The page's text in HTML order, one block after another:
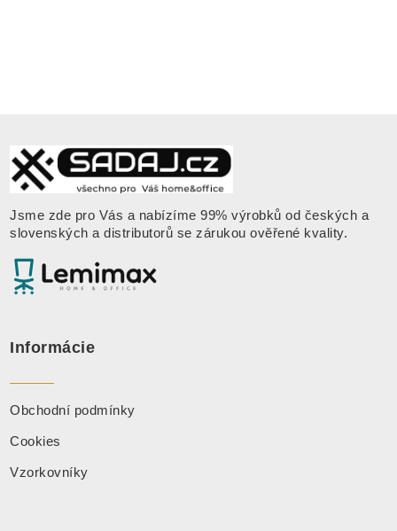
Jsme zde pro Vás a nabízíme 99% výrobků od českých a
slovenských a distributorů se zárukou ověřené kvality.
Informácie
Obchodní podmínky
Cookies
Vzorkovníky